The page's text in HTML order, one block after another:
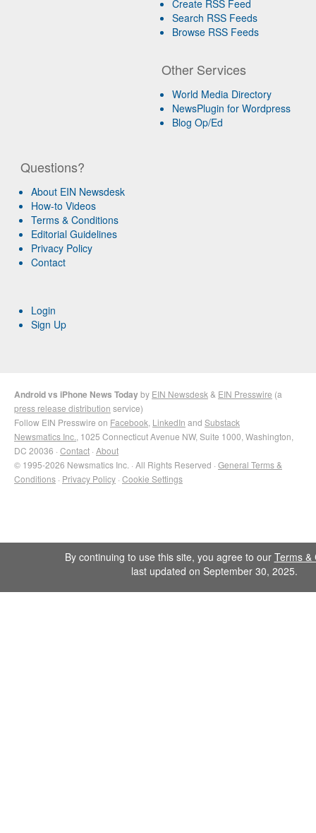
Create RSS Feed
Search RSS Feeds
Browse RSS Feeds
Other Services
World Media Directory
NewsPlugin for Wordpress
Blog Op/Ed
Questions?
About EIN Newsdesk
How-to Videos
Terms & Conditions
Editorial Guidelines
Privacy Policy
Contact
Login
Sign Up
Android vs iPhone News Todayby EIN Newsdesk & EIN Presswire (a
press release distribution service)
Follow EIN Presswire on Facebook LinkedIn and Substack
Newsmatics Inc. , 1025 Connecticut Avenue NW, Suite 1000, Washington,
DC 20036 · Contact · About
© 1995-2026 Newsmatics Inc. · All Rights Reserved · General Terms &
Conditions · Privacy Policy · Cookie Settings
By continuing to use this site, you agree to our Terms &
last updated on September 30, 2025.